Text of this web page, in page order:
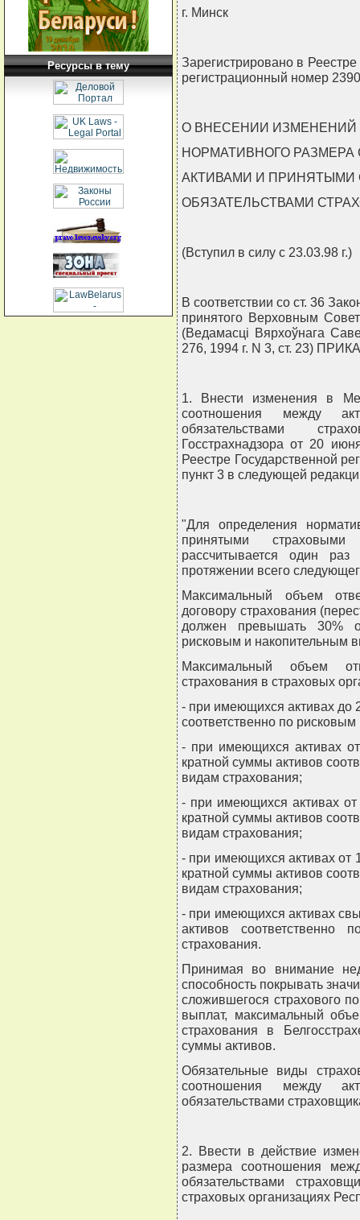
Ресурсы в тему
г. Минск
Зарегистрировано в Реестре
регистрационный номер
О ВНЕСЕНИИ ИЗМЕНЕНИЙ
НОРМАТИВНОГО
АКТИВАМИ И ПРИНЯТЫМИ
ОБЯЗАТЕЛЬСТВАМИ
(Вступил в силу с 23.03.98 г.)
В соответствии со ст. 36
принятого Верховным
(Ведамасцi Вярхоўнага
276, 1994 г. N 3, ст. 23)
1. Внести изменения в
соотношения между
обязательствами
Госстрахнадзора от 20
Реестре Государственной
пункт 3 в следующей
"Для определения
принятыми страховыми
рассчитывается один
протяжении всего
Максимальный объем
договору страхования
должен превышать 30%
рисковым и накопительным
Максимальный объем
страхования в страховых
- при имеющихся активах до
соответственно по
- при имеющихся активах
кратной суммы активов
видам страхования;
- при имеющихся активах
кратной суммы активов
видам страхования;
- при имеющихся активах от
кратной суммы активов
видам страхования;
- при имеющихся активах
активов
страхования.
Принимая во внимание
способность покрывать
сложившегося страхового
выплат, максимальный
страхования в
суммы активов.
Обязательные виды
соотношения между
обязательствами
2. Ввести в действие
размера соотношения
обязательствами
страховых организациях